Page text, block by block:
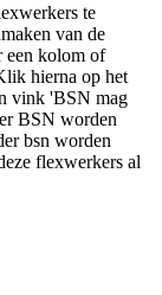
te
van de
een kolom of
hierna op het
vink 'BSN mag
BSN worden
bsn worden
flexwerkers al